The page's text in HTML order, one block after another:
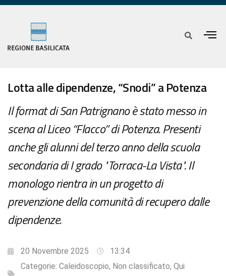
Lotta alle dipendenze, “Snodi” a Potenza
Il format di San Patrignano è stato messo in
scena al Liceo “Flacco” di Potenza. Presenti
anche gli alunni del terzo anno della scuola
secondaria di I grado "Torraca-La Vista". Il
monologo rientra in un progetto di
prevenzione della comunità di recupero dalle
dipendenze.
20 Novembre 2025
13:34
Categorie: Caleidoscopio, Non classificato, Qui